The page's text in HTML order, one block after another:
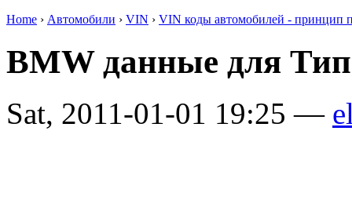
Home › Автомобили › VIN › VIN коды автомобилей - принцип
BMW данные для
Sat, 2011-01-01 19:25 —